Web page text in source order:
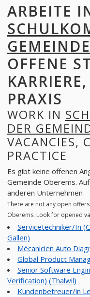
ARBEITE
OFFENE
PRAXIS
WORK IN
DER
VACANCIES,
PRACTICE
Es gibt keine offenen
Gemeinde Oberems.
anderen Unternehmen
There are not any open
Oberems. Look for opened
Servicetechniker/In
Gallen)
Mécanicien Auto
Global Product
Senior Software
Verification) (Thalwil)
Kundenbetreuer/in